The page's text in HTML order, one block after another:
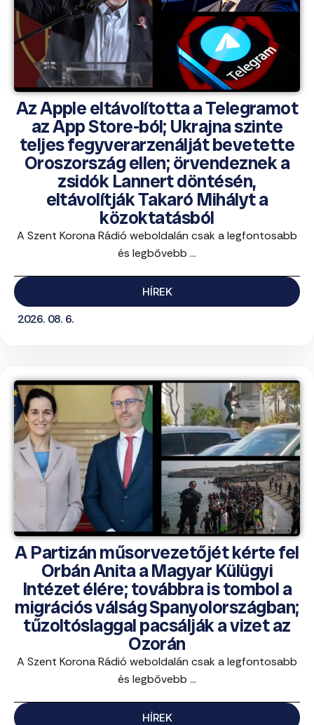
Az Apple eltávolította a Telegramot
az App Store-ból; Ukrajna szinte
teljes fegyverarzenálját bevetette
Oroszország ellen; örvendeznek a
zsidók Lannert döntésén,
eltávolítják Takaró Mihályt a
közoktatásból
A Szent Korona Rádió weboldalán csak a legfontosabb
és legbővebb ...
HÍREK
2026. 08. 6.
A Partizán műsorvezetőjét kérte fel
Orbán Anita a Magyar Külügyi
Intézet élére; továbbra is tombol a
migrációs válság Spanyolországban;
tűzoltóslaggal pacsálják a vizet az
Ozorán
A Szent Korona Rádió weboldalán csak a legfontosabb
és legbővebb ...
HÍREK